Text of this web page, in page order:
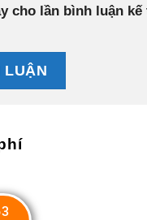
cho lần bình luận kế